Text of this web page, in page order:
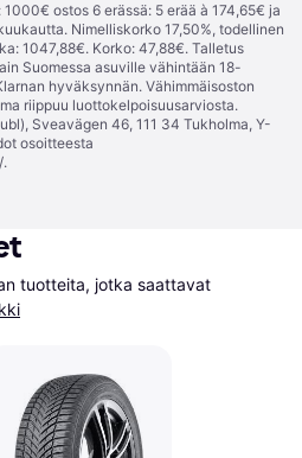
ostos 6 erässä: 5 erää à 174,65€ ja
Nimelliskorko 17,50%, todellinen
1047,88€. Korko: 47,88€. Talletus
Suomessa asuville vähintään 18-
hyväksynnän. Vähimmäisoston
riippuu luottokelpoisuusarviosta.
Sveavägen 46, 111 34 Tukholma, Y-
osoitteesta
.
tuotteita, jotka saattavat